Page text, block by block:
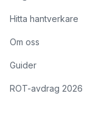
Hitta hantverkare
Om oss
Guider
ROT-avdrag 2026